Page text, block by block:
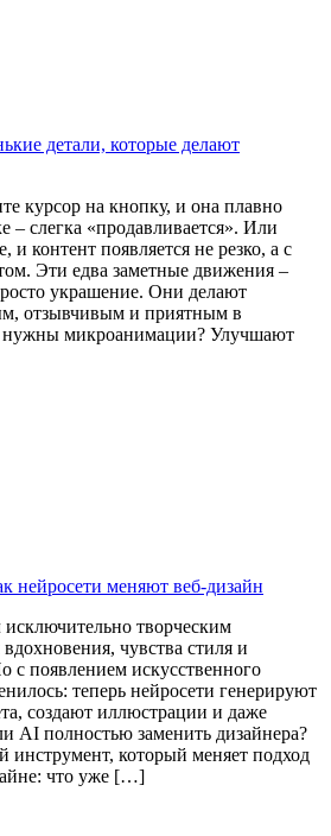
детали, которые делают
курсор на кнопку, и она плавно
– слегка «продавливается». Или
и контент появляется не резко, а с
Эти едва заметные движения –
украшение. Они делают
отзывчивым и приятным в
нужны микроанимации? Улучшают
нейросети меняют веб-дизайн
творческим
чувства стиля и
с появлением искусственного
теперь нейросети генерируют
создают иллюстрации и даже
AI полностью заменить дизайнера?
который меняет подход
что уже […]